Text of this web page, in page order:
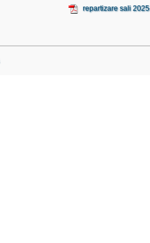
repartizare sali